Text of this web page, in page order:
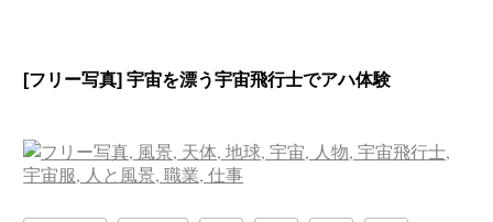
[フリー写真] 宇宙を漂う宇宙飛行士でアハ体験